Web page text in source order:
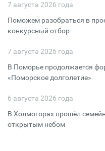
7 августа 2026 года
Поможем разобраться в
конкурсный отбор
7 августа 2026 года
В Поморье продолжается
«Поморское долголетие»
6 августа 2026 года
В Холмогорах прошёл
открытым небом